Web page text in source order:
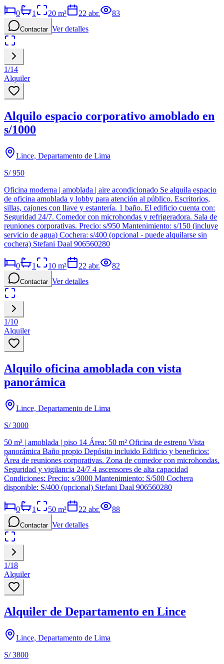
0 1 20 m² 22 abr. 83
Contactar Ver detalles
1/14
Alquiler
Alquilo espacio corporativo amoblado en
s/1000
Lince, Departamento de Lima
S/ 950
Oficina moderna | amoblada | aire acondicionado Se alquila espacio
de oficina amoblada y lobby para atención al público. Escritorios,
sillas, cajones con llave y estantería. 1 baño. El edificio cuenta con:
Seguridad 24/7. Comedor con microhondas y refrigeradora. Sala de
reuniones corporativas. Precio: s/950 Mantenimiento: s/150 (incluye
servicio de agua) Cochera: s/400 (opcional - puede alquilarse sin
cochera) Stefani Daal 906560280
0 1 10 m² 22 abr. 82
Contactar Ver detalles
1/10
Alquiler
Alquilo oficina amoblada con vista
panorámica
Lince, Departamento de Lima
S/ 3000
50 m² | amoblada | piso 14 Área: 50 m² Oficina de estreno Vista
panorámica Baño propio Depósito incluido Edificio y beneficios:
Área de reuniones corporativas. Zona de comedor con microhondas.
Seguridad y vigilancia 24/7 4 ascensores de alta capacidad
Condiciones: Precio: s/3000 Mantenimiento: S/500 Cochera
disponible: S/400 (opcional) Stefani Daal 906560280
0 1 50 m² 22 abr. 88
Contactar Ver detalles
1/18
Alquiler
Alquiler de Departamento en Lince
Lince, Departamento de Lima
S/ 3800